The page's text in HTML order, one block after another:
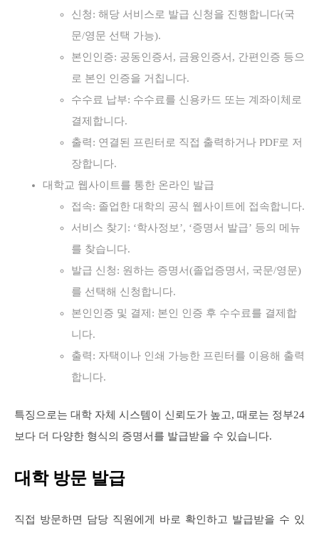
신청: 해당 서비스로 발급 신청을 진행합니다(국
문/영문 선택 가능).
본인인증: 공동인증서, 금융인증서, 간편인증 등으
로 본인 인증을 거칩니다.
수수료 납부: 수수료를 신용카드 또는 계좌이체로
결제합니다.
출력: 연결된 프린터로 직접 출력하거나 PDF로 저
장합니다.
대학교 웹사이트를 통한 온라인 발급
접속: 졸업한 대학의 공식 웹사이트에 접속합니다.
서비스 찾기: ‘학사정보’, ‘증명서 발급’ 등의 메뉴
를 찾습니다.
발급 신청: 원하는 증명서(졸업증명서, 국문/영문)
를 선택해 신청합니다.
본인인증 및 결제: 본인 인증 후 수수료를 결제합
니다.
출력: 자택이나 인쇄 가능한 프린터를 이용해 출력
합니다.
특징으로는 대학 자체 시스템이 신뢰도가 높고, 때로는 정부24
보다 더 다양한 형식의 증명서를 발급받을 수 있습니다.
대학 방문 발급
직접 방문하면 담당 직원에게 바로 확인하고 발급받을 수 있